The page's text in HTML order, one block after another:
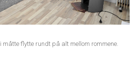
måtte flytte rundt på alt mellom rommene.